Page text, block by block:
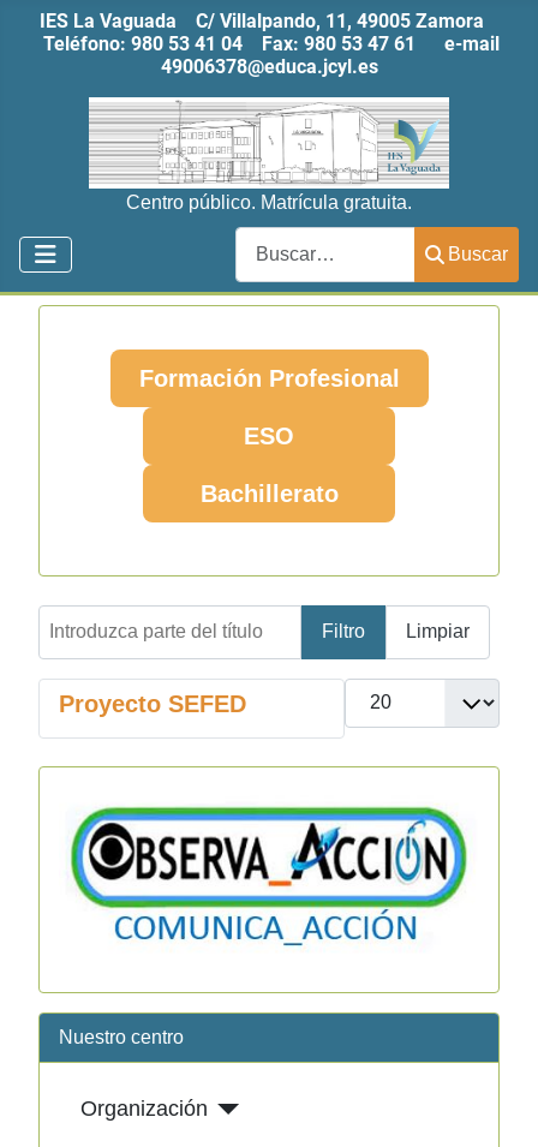
IES La Vaguada C/ Villalpando, 11, 49005 Zamora
Teléfono: 980 53 41 04 Fax: 980 53 47 61 e-mail
49006378@educa.jcyl.es
Centro público. Matrícula gratuita.
Buscar
Formación Profesional
ESO
Bachillerato
Nuestro centro
Organización
Introduzca parte del título
Filtro Limpiar
Cantidad
Proyecto SEFED